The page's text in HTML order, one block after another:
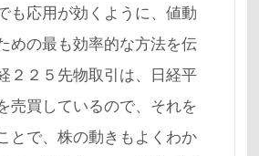
も応用が効くように、値動
めの最も効率的な方法を伝
２２５先物取引は、日経平
売買しているので、それを
とで、株の動きもよくわか